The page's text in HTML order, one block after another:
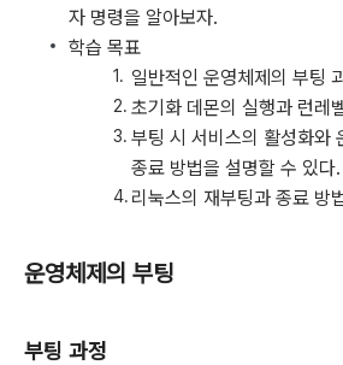
자 명령을 알아보자.
학습 목표
일반적인 운영체제의 부팅
초기화 데몬의 실행과 런레
부팅 시 서비스의 활성화와
종료 방법을 설명할 수 있다.
리눅스의 재부팅과 종료 방
운영체제의 부팅
부팅 과정